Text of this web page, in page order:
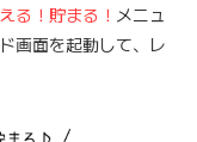
る！貯まる！ メニュ
画面を起動して、レ